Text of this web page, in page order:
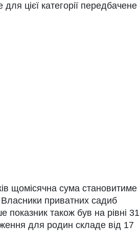
цієї категорії передбачене
щомісячна сума становитиме
приватних садиб
показник також був на рівні 31
для родин складе від 17